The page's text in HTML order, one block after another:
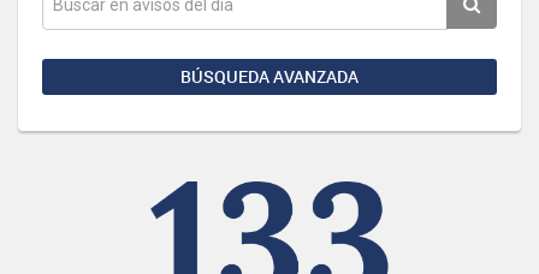
BÚSQUEDA AVANZADA